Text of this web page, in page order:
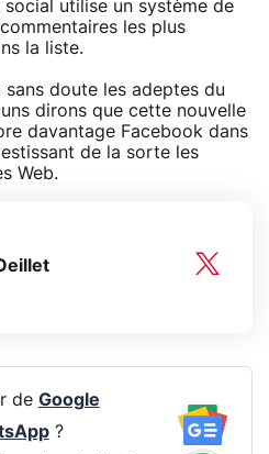
social utilise un système de
les plus
la liste.
doute les adeptes du
dirons que cette nouvelle
davantage Facebook dans
de la sorte les
Web.
de Google
?